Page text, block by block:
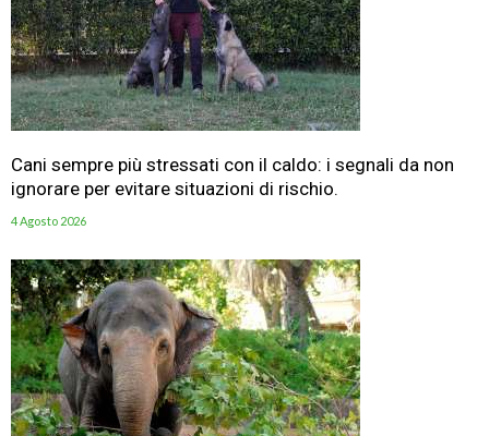
Cani sempre più stressati con il caldo: i segnali da non
ignorare per evitare situazioni di rischio.
4 Agosto 2026